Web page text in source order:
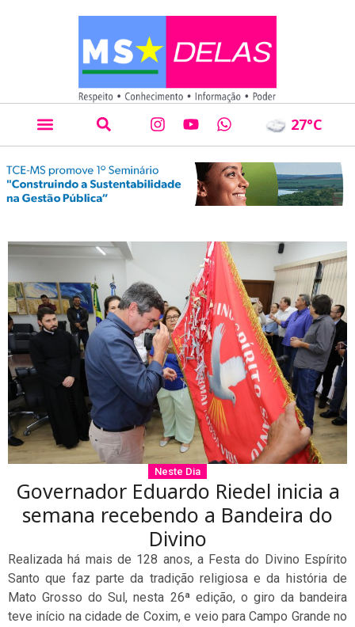
27°C
Neste Dia
Governador Eduardo Riedel inicia a
semana recebendo a Bandeira do
Divino
Realizada há mais de 128 anos, a Festa do Divino Espírito
Santo que faz parte da tradição religiosa e da história de
Mato Grosso do Sul, nesta 26ª edição, o giro da bandeira
teve início na cidade de Coxim, e veio para Campo Grande no